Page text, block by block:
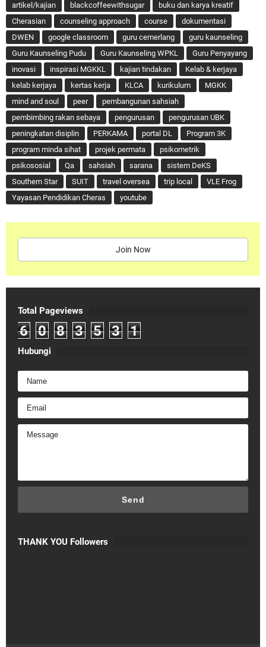
artikel/kajian blackcoffeewithsugar
buku dan karya kreatif
Cherasian
counseling approach course
dokumentasi
DWEN
google classroom guru cemerlang
guru kaunseling
Guru Kaunseling Pudu
Guru Kaunseling WPKL
Guru Penyayang
inovasi
inspirasi MGKKL kajian tindakan
Kelab & kerjaya
kelab kerjaya
kertas kerja KLCA kurikulum
MGKK
mind and soul
peer
pembangunan sahsiah
pembimbing rakan sebaya
pengurusan
pengurusan UBK
peningkatan disiplin
PERKAMA portal DL
Program 3K
program minda sihat
projek permata
psikometrik
psikososial
Qa sahsiah sarana
sistem DeKS
Southern Star
SUIT travel oversea trip local
VLE Frog
Yayasan Pendidikan Cheras
youtube
Join Now
Total Pageviews
6 0 8 3 5 3 1
Hubungi
THANK YOU Followers